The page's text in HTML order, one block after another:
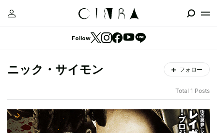
Follow
ニック・サイモン フォロー
Total 1 Posts